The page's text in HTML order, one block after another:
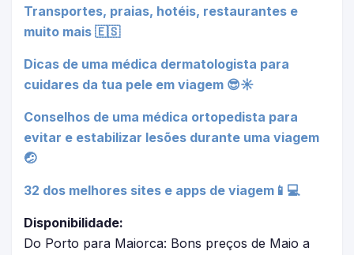
Transportes, praias, hotéis, restaurantes e
muito mais 🇪🇸
Dicas de uma médica dermatologista para
cuidares da tua pele em viagem 😎☀
Conselhos de uma médica ortopedista para
evitar e estabilizar lesões durante uma viagem
🤕
32 dos melhores sites e apps de viagem📱💻
Disponibilidade:
Do Porto para Maiorca: Bons preços de Maio a